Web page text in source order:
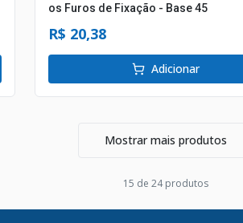
os Furos de Fixação - Base 45
R$ 20,38
Adicionar
Mostrar mais produtos
15 de 24produtos